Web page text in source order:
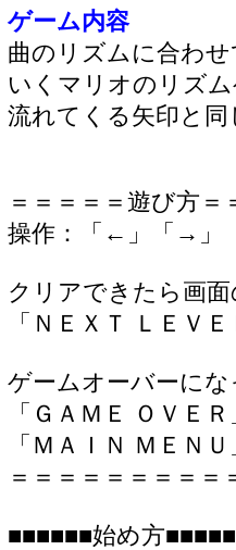
ゲーム内容
曲のリズムに合わ
いくマリオのリズ
流れてくる矢印と
＝＝＝＝＝遊び方＝
操作：「←」「→」
クリアできたら画
「ＮＥＸＴ ＬＥＶ
ゲームオーバーに
「ＧＡＭＥ ＯＶＥ
「ＭＡＩＮ ＭＥＮ
＝＝＝＝＝＝＝＝＝
■■■■■■始め方